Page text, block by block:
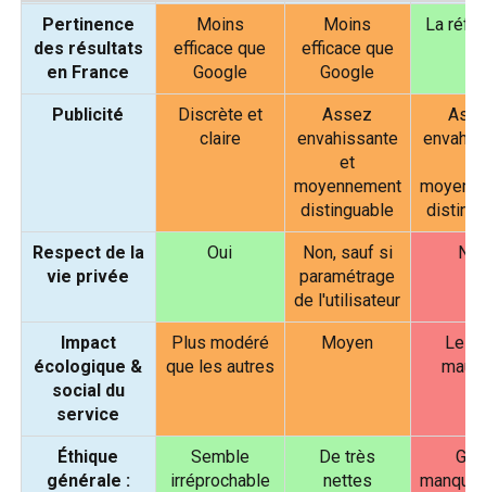
DUCKDUCKGO
ECOSIA
GOOGLE
Pertinence
des résultats
en France
Moins
efficace que
Google
Moins
efficace que
Google
La
Publicité
Discrète et
claire
Assez
envahissante
et
moyennement
distinguable
Respect de la
vie privée
Oui
Non, sauf si
paramétrage
de l'utilisateur
Impact
écologique &
social du
service
Plus modéré
que les autres
Moyen
Le
Éthique
générale :
Semble
irréprochable
De très
nettes